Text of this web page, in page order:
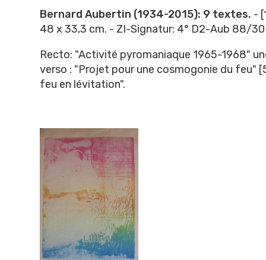
Bernard Aubertin (1934-2015): 9 textes. -
48 x 33,3 cm. - ZI-Signatur: 4° D2-Aub 88/30
Recto: "Activité pyromaniaque 1965-1968"
verso : "Projet pour une cosmogonie du feu"
feu en lévitation".